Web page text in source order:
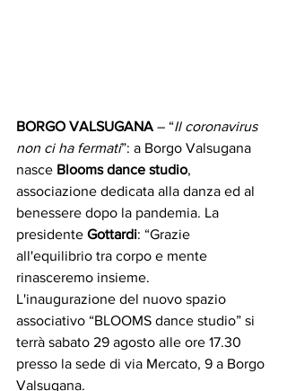
BORGO VALSUGANA – “Il coronavirus
non ci ha fermati”: a Borgo Valsugana
nasce Blooms dance studio,
associazione dedicata alla danza ed al
benessere dopo la pandemia. La
presidente Gottardi: “Grazie
all'equilibrio tra corpo e mente
rinasceremo insieme.
L'inaugurazione del nuovo spazio
associativo “BLOOMS dance studio” si
terrà sabato 29 agosto alle ore 17.30
presso la sede di via Mercato, 9 a Borgo
Valsugana.